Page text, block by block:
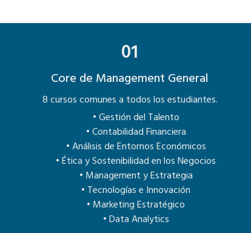
01
Core de Management General
8 cursos comunes a todos los estudiantes.
• Gestión del Talento
• Contabilidad Financiera
• Análisis de Entornos Económicos
• Ética y Sostenibilidad en los Negocios
• Management y Estrategia
• Tecnologías e Innovación
• Marketing Estratégico
• Data Analytics